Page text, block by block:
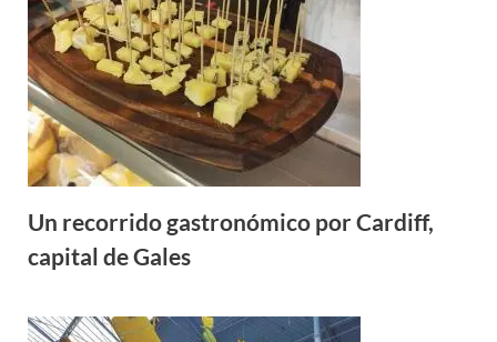
Un recorrido gastronómico por Cardiff,
capital de Gales